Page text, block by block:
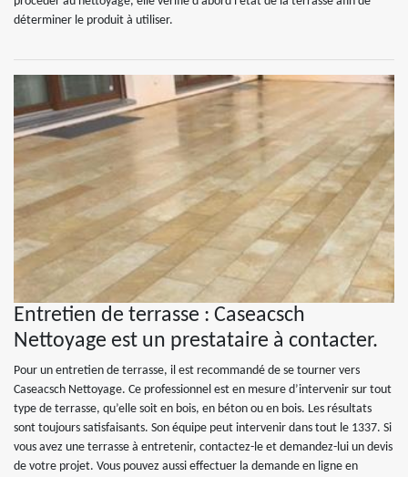
déterminer le produit à utiliser.
Entretien de terrasse : Caseacsch
Nettoyage est un prestataire à contacter.
Pour un entretien de terrasse, il est recommandé de se tourner vers
Caseacsch Nettoyage. Ce professionnel est en mesure d’intervenir sur tout
type de terrasse, qu’elle soit en bois, en béton ou en bois. Les résultats
sont toujours satisfaisants. Son équipe peut intervenir dans tout le 1337. Si
vous avez une terrasse à entretenir, contactez-le et demandez-lui un devis
de votre projet. Vous pouvez aussi effectuer la demande en ligne en